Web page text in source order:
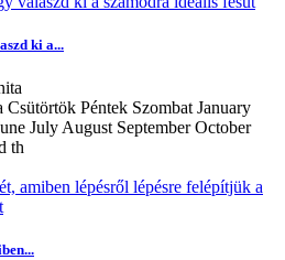
ki a...
Péntek Szombat January
July August September October
th